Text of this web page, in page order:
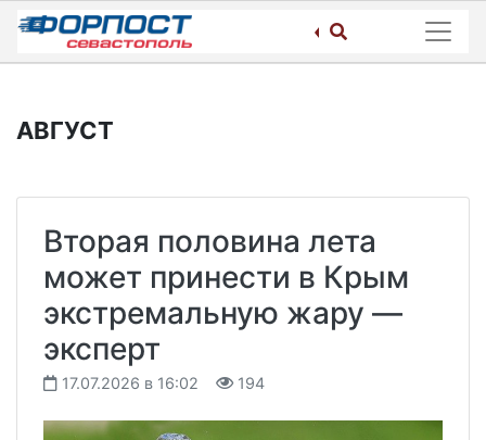
Skip
content
АВГУСТ
Вторая половина лета
может принести в Крым
экстремальную жару —
эксперт
17.07.2026 в 16:02 194